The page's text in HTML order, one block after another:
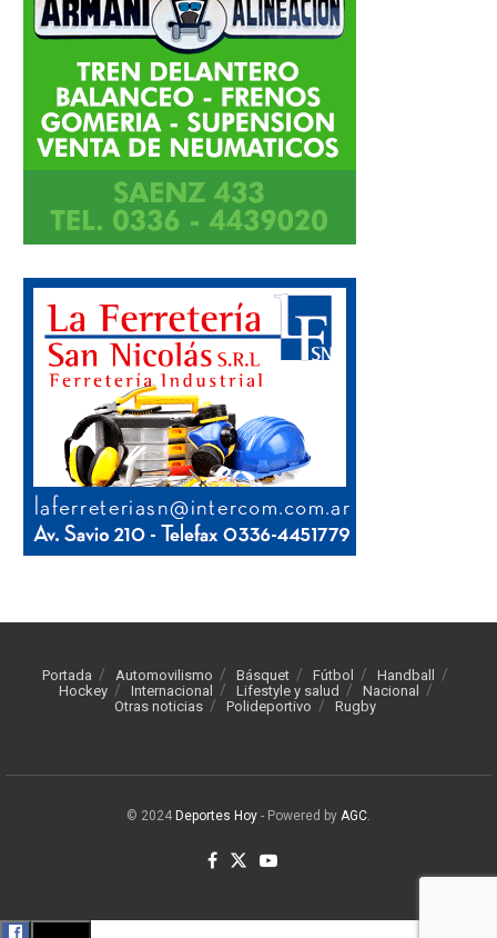
Portada Automovilismo Básquet Fútbol
Handball
Hockey
Internacional Lifestyle y salud
Nacional
Otras noticias
Polideportivo Rugby
© 2024 Deportes Hoy - Powered by AGC